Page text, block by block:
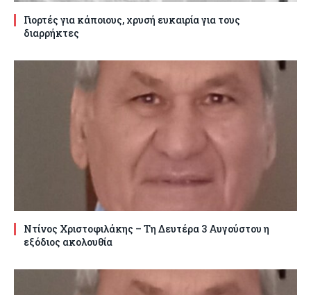
Γιορτές για κάποιους, χρυσή ευκαιρία για τους
διαρρήκτες
Ντίνος Χριστοφιλάκης – Τη Δευτέρα 3 Αυγούστου η
εξόδιος ακολουθία